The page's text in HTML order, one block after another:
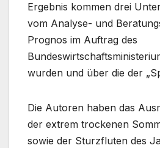
Ergebnis kommen drei
vom Analyse- und
Prognos im Auftrag des
wurden und über die der
Die Autoren haben das
der extrem trockenen
sowie der Sturzfluten des